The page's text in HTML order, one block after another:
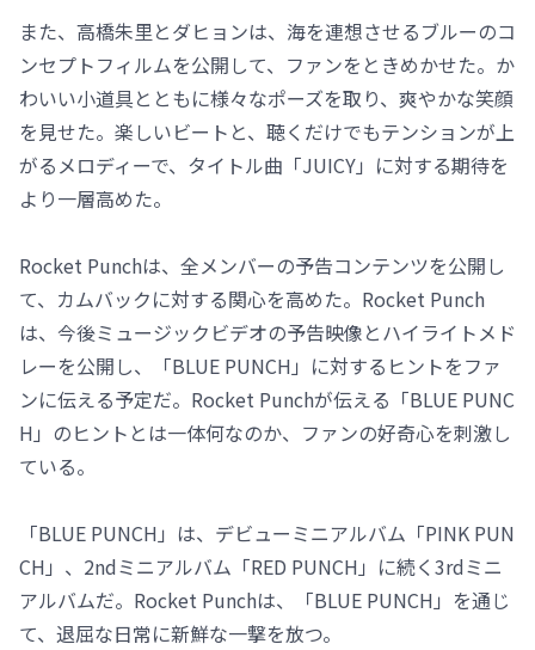
また、高橋朱里とダヒョンは、海を連想させるブルーのコ
ンセプトフィルムを公開して、ファンをときめかせた。か
わいい小道具とともに様々なポーズを取り、爽やかな笑顔
を見せた。楽しいビートと、聴くだけでもテンションが上
がるメロディーで、タイトル曲「JUICY」に対する期待を
より一層高めた。
Rocket Punchは、全メンバーの予告コンテンツを公開し
て、カムバックに対する関心を高めた。Rocket Punch
は、今後ミュージックビデオの予告映像とハイライトメド
レーを公開し、「BLUE PUNCH」に対するヒントをファ
ンに伝える予定だ。Rocket Punchが伝える「BLUE PUNC
H」のヒントとは一体何なのか、ファンの好奇心を刺激し
ている。
「BLUE PUNCH」は、デビューミニアルバム「PINK PUN
CH」、2ndミニアルバム「RED PUNCH」に続く3rdミニ
アルバムだ。Rocket Punchは、「BLUE PUNCH」を通じ
て、退屈な日常に新鮮な一撃を放つ。